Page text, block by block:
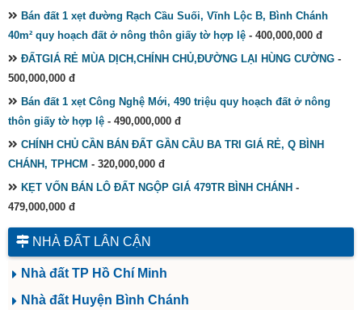
Bán đất 1 xẹt đường Rạch Cầu Suối, Vĩnh Lộc B, Bình Chánh
40m² quy hoạch đất ở nông thôn giấy tờ hợp lệ - 400,000,000 đ
ĐẤTGIÁ RẺ MÙA DỊCH,CHÍNH CHỦ,ĐƯỜNG LẠI HÙNG CƯỜNG -
500,000,000 đ
Bán đất 1 xẹt Công Nghệ Mới, 490 triệu quy hoạch đất ở nông
thôn giấy tờ hợp lệ - 490,000,000 đ
CHÍNH CHỦ CẦN BÁN ĐẤT GẦN CẦU BA TRI GIÁ RẺ, Q BÌNH
CHÁNH, TPHCM - 320,000,000 đ
KẸT VỐN BÁN LÔ ĐẤT NGỘP GIÁ 479TR BÌNH CHÁNH -
479,000,000 đ
NHÀ ĐẤT LÂN CẬN
Nhà đất TP Hồ Chí Minh
Nhà đất Huyện Bình Chánh